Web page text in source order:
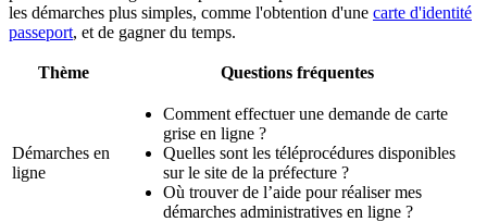
les démarches plus simples, comme l'obtention d'une carte d'identité
passeport, et de gagner du temps.
Thème Questions fréquentes
Démarches en
ligne
Comment effectuer une demande de carte
grise en ligne ?
Quelles sont les téléprocédures disponibles
sur le site de la préfecture ?
Où trouver de l’aide pour réaliser mes
démarches administratives en ligne ?